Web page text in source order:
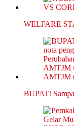
WELFARE
BUPATI